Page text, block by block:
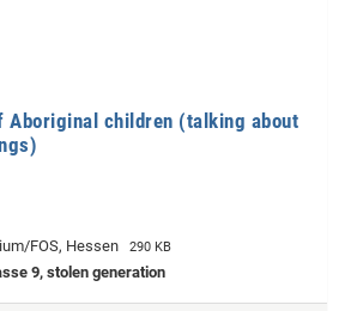
Aboriginal children (talking about
FOS, Hessen 290 KB
9, stolen generation